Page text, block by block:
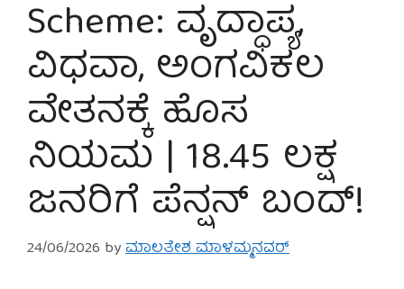
Scheme: ವೃದ್ಧಾಪ್ಯ,
ವಿಧವಾ, ಅಂಗವಿಕಲ
ವೇತನಕ್ಕೆ ಹೊಸ
ನಿಯಮ | 18.45 ಲಕ್ಷ
ಜನರಿಗೆ ಪೆನ್ಷನ್ ಬಂದ್!
24/06/2026 byಮಾಲತೇಶ ಮಾಳಮ್ಮನವರ್